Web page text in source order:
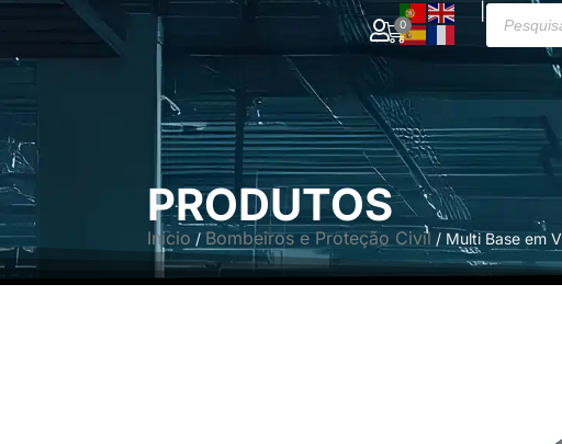
0
PRODUTOS
Início / Bombeiros e Proteção Civil / Multi Base em V